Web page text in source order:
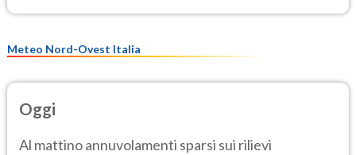
Meteo Nord-Ovest Italia
Oggi
Al mattino annuvolamenti sparsi sui rilievi